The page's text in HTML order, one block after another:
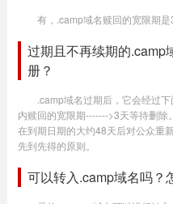
有，.camp域名赎回的宽限期是
过期且不再续期的.camp
册？
.camp域名过期后，它会经过
内赎回的宽限期------->3天等待删
在到期日期的大约48天后对公众重
先到先得的原则。
可以转入.camp域名吗？